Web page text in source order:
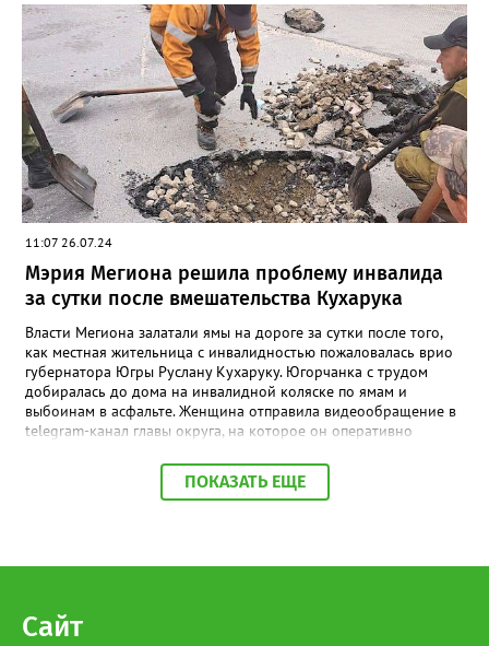
благоустройства с 2018 г. В условиях нового строительства,
согласование паспорта фасада является обязательным,
соответственно, в случае строительства многоквартирного
жилого дома и сдачи объекта в эксплуатацию после 27.04.2018
г. паспорт отделки фасадов оформляется и согласовывается
застройщиком, после чего передается в управляющую
компанию вместе с необходимой документацией.», - сказано в
сообщении. Суд обязал жильцов в течение 60 календарных
дней демонтировать кондиционеры с фасада
многоквартирного дома.
11:07 26.07.24
Мэрия Мегиона решила проблему инвалида
за сутки после вмешательства Кухарука
Власти Мегиона залатали ямы на дороге за сутки после того,
как местная жительница с инвалидностью пожаловалась врио
губернатора Югры Руслану Кухаруку. Югорчанка с трудом
добиралась до дома на инвалидной коляске по ямам и
выбоинам в асфальте. Женщина отправила видеообращение в
telegram-канал главы округа, на которое он оперативно
решению проблемы. В течение 24 часов залатали ямы,
починили пандусы и тротуары.ПОКАЗАТЬ ЕЩЕ
Сайт